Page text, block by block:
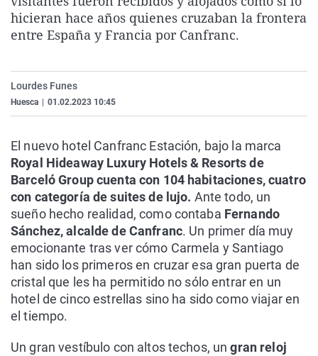
La rosa de los vientos
Gente viajera
Caso
Retornados
Extremadura
Galicia
Virales
Televisión
hicieran hace años quienes cruzaban la frontera
entre España y Francia por Canfranc.
Lourdes Funes
Huesca 01.02.2023 10:45
El nuevo hotel Canfranc Estación, bajo la marca
Royal Hideaway Luxury Hotels & Resorts de
Barceló Group cuenta con 104 habitaciones, cuatro
con categoría de suites de lujo. Ante todo, un
sueño hecho realidad, como contaba Fernando
Sánchez, alcalde de Canfranc. Un primer día muy
emocionante tras ver cómo Carmela y Santiago
han sido los primeros en cruzar esa gran puerta de
cristal que les ha permitido no sólo entrar en un
hotel de cinco estrellas sino ha sido como viajar en
el tiempo.
Un gran vestíbulo con altos techos, ungran reloj